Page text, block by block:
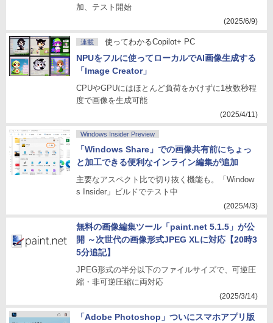
加、テスト開始
(2025/6/9)
連載 使ってわかるCopilot+ PC
NPUをフルに使ってローカルでAI画像生成する
「Image Creator」
CPUやGPUにはほとんど負荷をかけずに1枚数秒程
度で画像を生成可能
(2025/4/11)
Windows Insider Preview
「Windows Share」での画像共有前にちょっ
と加工できる便利なインライン編集が追加
主要なアスペクト比で切り抜く機能も。「Window
s Insider」ビルドでテスト中
(2025/4/3)
無料の画像編集ツール「paint.net 5.1.5」が公
開 ～次世代の画像形式JPEG XLに対応【20時3
5分追記】
JPEG形式の半分以下のファイルサイズで、可逆圧
縮・非可逆圧縮に両対応
(2025/3/14)
「Adobe Photoshop」ついにスマホアプリ版